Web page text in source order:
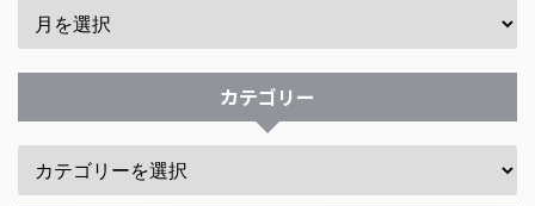
カテゴリー